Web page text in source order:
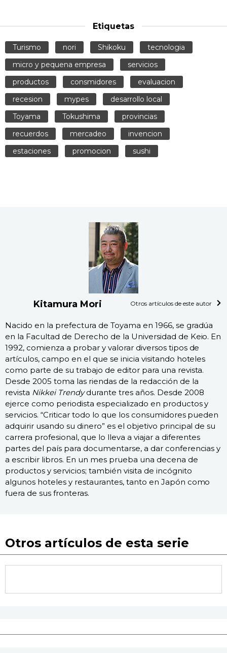
Etiquetas
Turismo nori Shikoku
tecnologia
micro y pequena empresa
servicios
productos
consmidores
evaluacion
recesion
mypes
desarrollo local
Toyama
Tokushima
provincias
recuerdos
mercadeo
invencion
estaciones
promocion sushi
Kitamura Mori Otros artículos de este autor
Nacido en la prefectura de Toyama en 1966, se gradúa
en la Facultad de Derecho de la Universidad de Keio. En
1992, comienza a probar y valorar diversos tipos de
artículos, campo en el que se inicia visitando hoteles
como parte de su trabajo de editor para una revista.
Desde 2005 toma las riendas de la redacción de la
revista Nikkei Trendydurante tres años. Desde 2008
ejerce como periodista especializado en productos y
servicios. “Criticar todo lo que los consumidores pueden
adquirir usando su dinero” es el objetivo principal de su
carrera profesional, que lo lleva a viajar a diferentes
partes del país para documentarse, a dar conferencias y
a escribir libros. En un mes prueba una decena de
productos y servicios; también visita de incógnito
algunos hoteles y restaurantes, tanto en Japón como
fuera de sus fronteras.
Otros artículos de esta serie